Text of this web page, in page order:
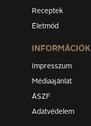
Receptek
Életmód
INFORMÁCIÓK
Impresszum
Médiaajánlat
ÁSZF
Adatvédelem